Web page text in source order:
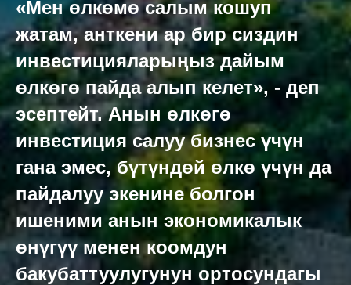
«Мен өлкөмө салым кошуп
жатам, анткени ар бир сиздин
инвестицияларыңыз дайым
өлкөгө пайда алып келет», - деп
эсептейт. Анын өлкөгө
инвестиция салуу бизнес үчүн
гана эмес, бүтүндөй өлкө үчүн да
пайдалуу экенине болгон
ишеними анын экономикалык
өнүгүү менен коомдун
бакубаттуулугунун ортосундагы